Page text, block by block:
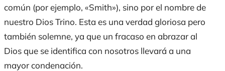
común (por ejemplo, «Smith»), sino por el nombre de
nuestro Dios Trino. Esta es una verdad gloriosa pero
también solemne, ya que un fracaso en abrazar al
Dios que se identifica con nosotros llevará a una
mayor condenación.